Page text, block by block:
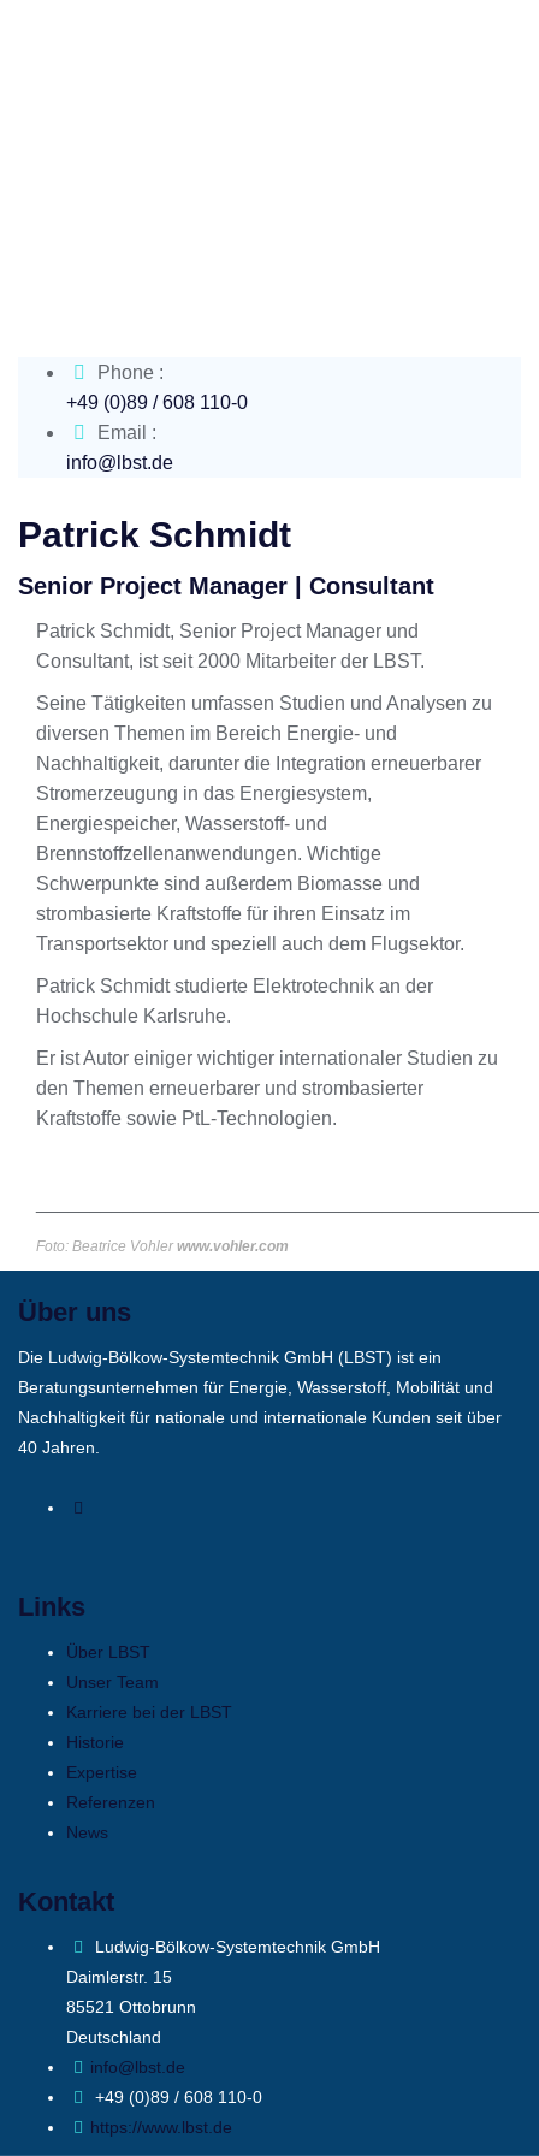
Phone :
+49 (0)89 / 608 110-0
Email :
info@lbst.de
Patrick Schmidt
Senior Project Manager | Consultant
Patrick Schmidt, Senior Project Manager und
Consultant, ist seit 2000 Mitarbeiter der LBST.
Seine Tätigkeiten umfassen Studien und Analysen zu
diversen Themen im Bereich Energie- und
Nachhaltigkeit, darunter die Integration erneuerbarer
Stromerzeugung in das Energiesystem,
Energiespeicher, Wasserstoff- und
Brennstoffzellenanwendungen. Wichtige
Schwerpunkte sind außerdem Biomasse und
strombasierte Kraftstoffe für ihren Einsatz im
Transportsektor und speziell auch dem Flugsektor.
Patrick Schmidt studierte Elektrotechnik an der
Hochschule Karlsruhe.
Er ist Autor einiger wichtiger internationaler Studien zu
den Themen erneuerbarer und strombasierter
Kraftstoffe sowie PtL-Technologien.
Foto: Beatrice Vohlerwww.vohler.com
Über uns
Die Ludwig-Bölkow-Systemtechnik GmbH (LBST) ist ein
Beratungsunternehmen für Energie, Wasserstoff, Mobilität und
Nachhaltigkeit für nationale und internationale Kunden seit über
40 Jahren.
Links
Über LBST
Unser Team
Karriere bei der LBST
Historie
Expertise
Referenzen
News
Kontakt
Ludwig-Bölkow-Systemtechnik GmbH
Daimlerstr. 15
85521 Ottobrunn
Deutschland
info@lbst.de
+49 (0)89 / 608 110-0
https://www.lbst.de